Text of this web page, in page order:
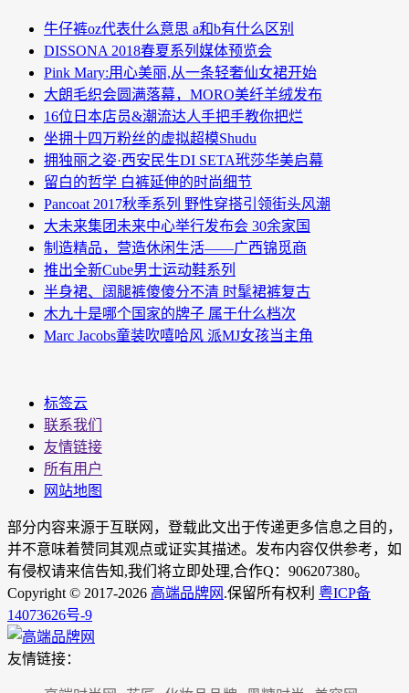
牛仔裤oz代表什么意思 a和b有什么区别
DISSONA 2018春夏系列媒体预览会
Pink Mary:用心美丽,从一条轻奢仙女裙开始
大朗毛织会圆满落幕，MORO美纤羊绒发布
16位日本店员&潮流达人手把手教你把烂
坐拥十四万粉丝的虚拟超模Shudu
拥独丽之姿·西安民生DI SETA玳莎华美启幕
留白的哲学 白裤延伸的时尚细节
Pancoat 2017秋季系列 野性穿搭引领街头风潮
大未来集团未来中心举行发布会 30余家国
制造精品，营造休闲生活——广西锦觅商
推出全新Cube男士运动鞋系列
半身裙、阔腿裤傻傻分不清 时髦裙裤复古
木九十是哪个国家的牌子 属于什么档次
Marc Jacobs童装吹嘻哈风 派MJ女孩当主角
标签云
联系我们
友情链接
所有用户
网站地图
部分内容来源于互联网，登载此文出于传递更多信息之目的，
并不意味着赞同其观点或证实其描述。发布内容仅供参考，如
有侵权请来信告知,我们将立即处理,合作Q：906207380。
Copyright © 2017-2026 高端品牌网 .保留所有权利 粤ICP备
14073626号-9
友情链接：